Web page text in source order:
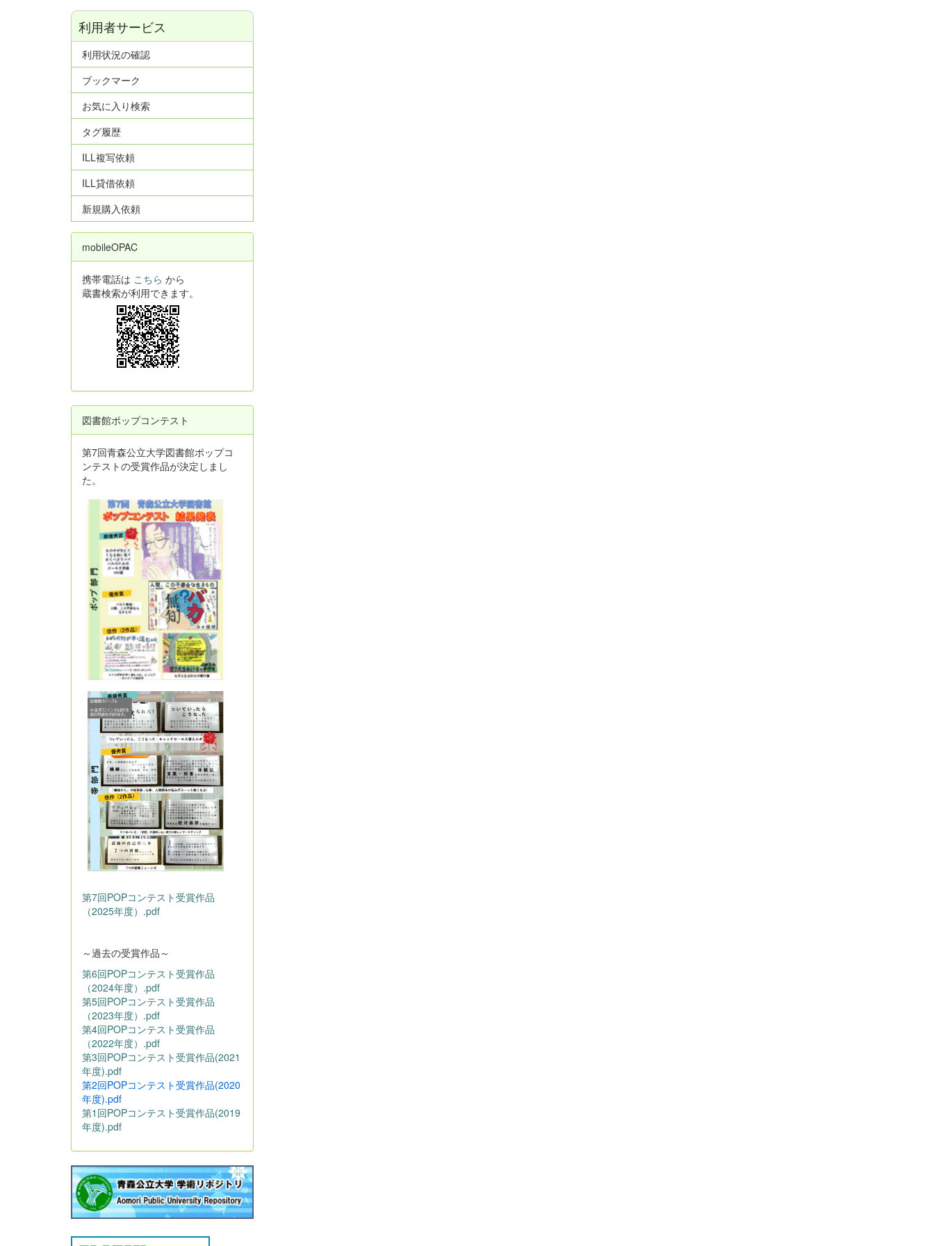
利用者サービス
利用状況の確認
ブックマーク
お気に入り検索
タグ履歴
ILL複写依頼
ILL貸借依頼
新規購入依頼
mobileOPAC
携帯電話は こちら から
蔵書検索が利用できます。
図書館ポップコンテスト
第7回青森公立大学図書館ポップコ
ンテストの受賞作品が決定しまし
た。
第7回POPコンテスト受賞作品
（2025年度）.pdf
～過去の受賞作品～
第6回POPコンテスト受賞作品
（2024年度）.pdf
第5回POPコンテスト受賞作品
（2023年度）.pdf
第4回POPコンテスト受賞作品
（2022年度）.pdf
第3回POPコンテスト受賞作品(2021
年度).pdf
第2回POPコンテスト受賞作品(2020
年度).pdf
第1回POPコンテスト受賞作品(2019
年度).pdf